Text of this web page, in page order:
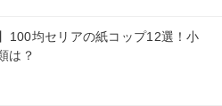
100均セリアの紙コップ12選！小
は？